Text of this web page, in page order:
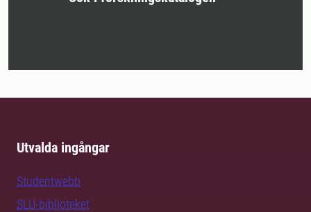
Utvalda ingångar
Studentwebb
SLU-biblioteket